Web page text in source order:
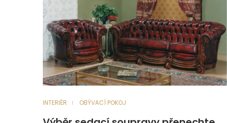
INTERIÉR OBÝVACÍ POKOJ